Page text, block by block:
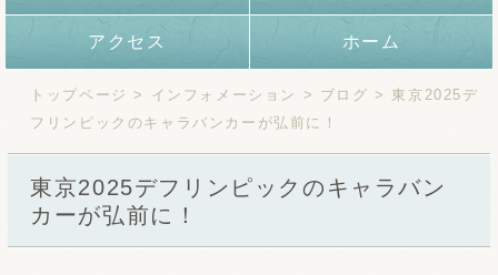
アクセス ホーム
トップページ > インフォメーション > ブログ > 東京2025デ
フリンピックのキャラバンカーが弘前に！
東京2025デフリンピックのキャラバン
カーが弘前に！